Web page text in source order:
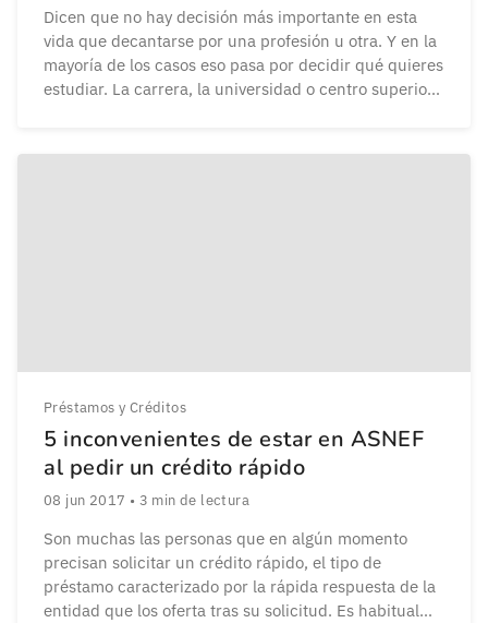
Dicen que no hay decisión más importante en esta
vida que decantarse por una profesión u otra. Y en la
mayoría de los casos eso pasa por decidir qué quieres
estudiar. La carrera, la universidad o centro superior,
Préstamos y Créditos
5 inconvenientes de estar en ASNEF
al pedir un crédito rápido
08 jun 2017 • 3 min de lectura
Son muchas las personas que en algún momento
precisan solicitar un crédito rápido, el tipo de
préstamo caracterizado por la rápida respuesta de la
entidad que los oferta tras su solicitud. Es habitual